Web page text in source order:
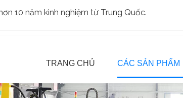
10 năm kinh nghiệm từ Trung Quốc.
TRANG CHỦ CÁC SẢN PHẨM